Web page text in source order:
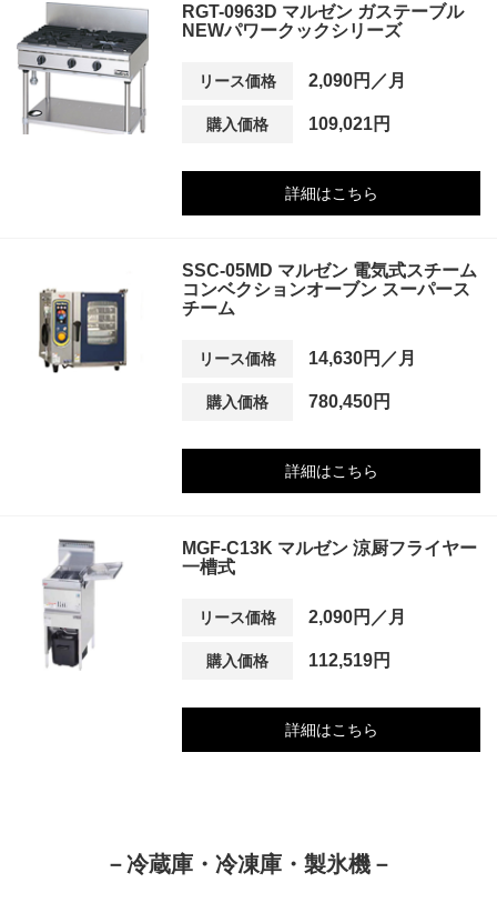
RGT-0963D マルゼン ガステーブル
NEWパワークックシリーズ
リース価格 2,090円／月
購入価格 109,021円
詳細はこちら
SSC-05MD マルゼン 電気式スチーム
コンベクションオーブン スーパース
チーム
リース価格 14,630円／月
購入価格 780,450円
詳細はこちら
MGF-C13K マルゼン 涼厨フライヤー
一槽式
リース価格 2,090円／月
購入価格 112,519円
詳細はこちら
－冷蔵庫・冷凍庫・製氷機－